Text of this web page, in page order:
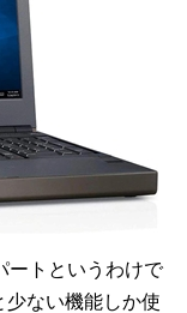
ートというわけで
少ない機能しか使